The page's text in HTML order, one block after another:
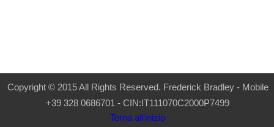
Copyright © 2015 All Rights Reserved. Frederick Bradley - Mobile
+39 328 0686701 - CIN:IT111070C2000P7499
Torna all'inizio